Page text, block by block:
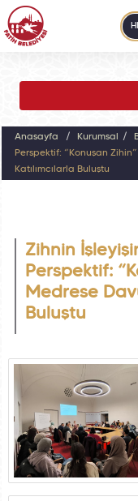
Anasayfa Kurumsal
Perspektif: “Konuşan
Katılımcılarla Buluştu
Zihnin
Perspektif:
Medrese
Buluştu